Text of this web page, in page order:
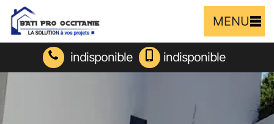
MENU
indisponible indisponible